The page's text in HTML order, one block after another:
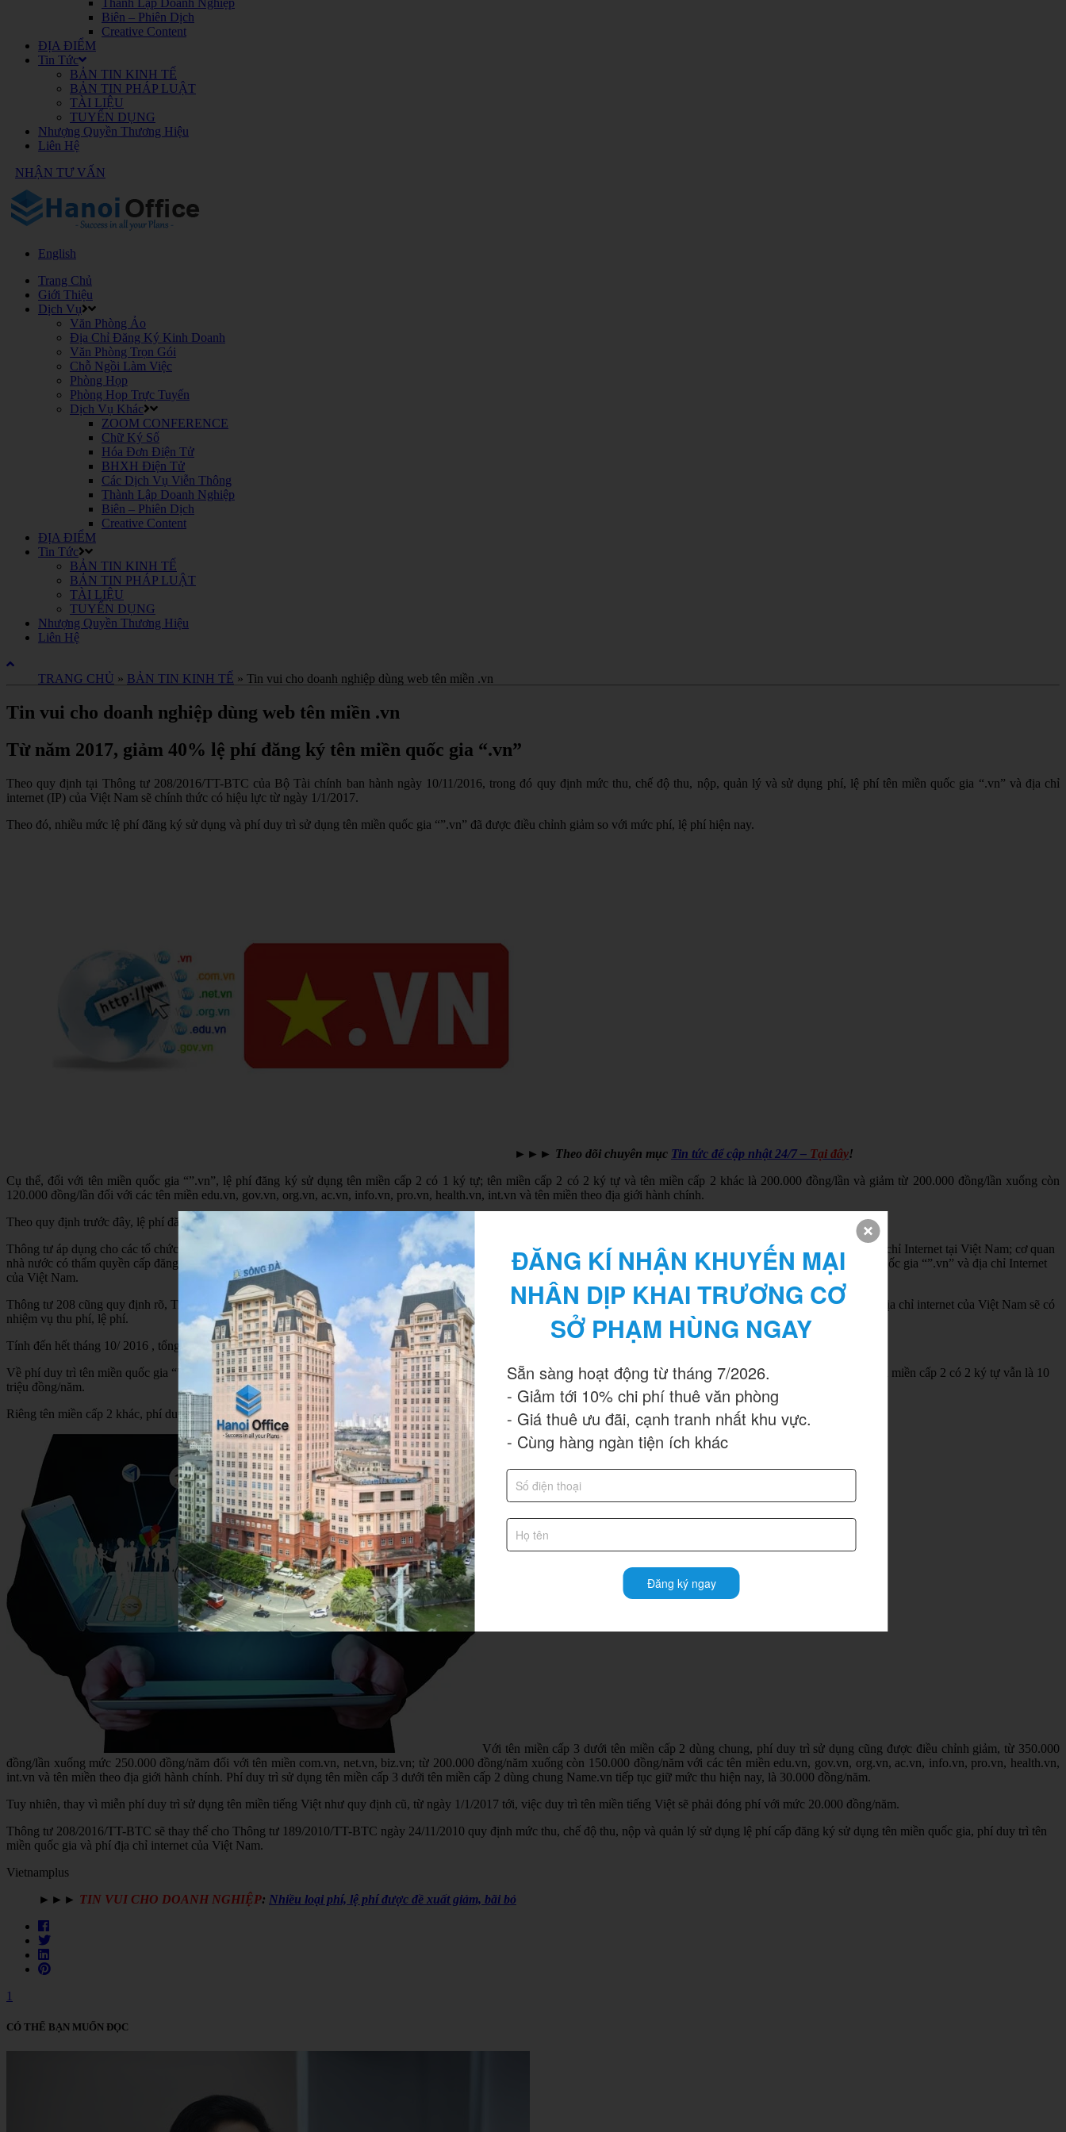
Thành Lập Doanh Nghiệp
Biên – Phiên Dịch
Creative Content
ĐỊA ĐIỂM
Tin Tức
BẢN TIN KINH TẾ
BẢN TIN PHÁP LUẬT
TÀI LIỆU
TUYỂN DỤNG
Nhượng Quyền Thương Hiệu
Liên Hệ
NHẬN TƯ VẤN
English
Trang Chủ
Giới Thiệu
Dịch Vụ
Văn Phòng Ảo
Địa Chỉ Đăng Ký Kinh Doanh
Văn Phòng Trọn Gói
Chỗ Ngồi Làm Việc
Phòng Họp
Phòng Họp Trực Tuyến
Dịch Vụ Khác
ZOOM CONFERENCE
Chữ Ký Số
Hóa Đơn Điện Tử
BHXH Điện Tử
Các Dịch Vụ Viễn Thông
Thành Lập Doanh Nghiệp
Biên – Phiên Dịch
Creative Content
ĐỊA ĐIỂM
Tin Tức
BẢN TIN KINH TẾ
BẢN TIN PHÁP LUẬT
TÀI LIỆU
TUYỂN DỤNG
Nhượng Quyền Thương Hiệu
Liên Hệ
TRANG CHỦ » BẢN TIN KINH TẾ » Tin vui cho doanh nghiệp dùng web tên miền .vn
Tin vui cho doanh nghiệp dùng web tên miền .vn
Từ năm 2017, giảm 40% lệ phí đăng ký tên miền quốc gia “.vn”
Theo quy định tại Thông tư 208/2016/TT-BTC của Bộ Tài chính ban hành ngày 10/11/2016, trong đó quy định mức thu, chế độ thu, nộp, quản lý và sử dụng phí, lệ phí tên miền quốc gia “.vn” và địa chỉ
internet (IP) của Việt Nam sẽ chính thức có hiệu lực từ ngày 1/1/2017.
Theo đó, nhiều mức lệ phí đăng ký sử dụng và phí duy trì sử dụng tên miền quốc gia “”.vn” đã được điều chỉnh giảm so với mức phí, lệ phí hiện nay.
►►► Theo dõi chuyên mục Tin tức để cập nhật 24/7 – Tại đây!
Cụ thể, đối với tên miền quốc gia “”.vn”, lệ phí đăng ký sử dụng tên miền cấp 2 có 1 ký tự; tên miền cấp 2 có 2 ký tự và tên miền cấp 2 khác là 200.000 đồng/lần và giảm từ 200.000 đồng/lần xuống còn
120.000 đồng/lần đối với các tên miền edu.vn, gov.vn, org.vn, ac.vn, info.vn, pro.vn, health.vn, int.vn và tên miền theo địa giới hành chính.
Theo quy định trước đây, lệ phí đăng ký các loại tên miền nêu trên là 350.000 đồng/lần, tức là mức lệ phí mới sẽ giảm khoảng 40%.
Thông tư áp dụng cho các tổ chức, cá nhân trong nước và nước ngoài được cấp đăng ký, sử dụng tên miền quốc gia “”.vn”; tổ chức trong nước được cấp đăng ký, sử dụng địa chỉ Internet tại Việt Nam; cơ quan
nhà nước có thẩm quyền cấp đăng ký sử dụng tên miền quốc gia “”.vn” và địa chỉ Internet của Việt Nam; tổ chức, cá nhân có liên quan đến việc thu, nộp phí, lệ phí tên miền quốc gia “”.vn” và địa chỉ Internet
của Việt Nam.
Thông tư 208 cũng quy định rõ, Trung tâm Internet Việt Nam (VNNIC) được Bộ Thông tin và Truyền thông giao nhiệm vụ cấp đăng ký sử dụng tên miền quốc gia “”.vn” và địa chỉ internet của Việt Nam sẽ có
nhiệm vụ thu phí, lệ phí.
Tính đến hết tháng 10/ 2016 , tổng số tên miền quốc gia “”.vn” được duy trì trên hệ thống là 380.787 tên miền.
Về phí duy trì tên miền quốc gia “”.vn”, quy định mới vẫn giữ nguyên mức phí duy trì sử dụng đối với tên miền cấp 2 có 1 ký tự là 40 triệu đồng/năm và phí duy trì sử dụng tên miền cấp 2 có 2 ký tự vẫn là 10
triệu đồng/năm.
Riêng tên miền cấp 2 khác, phí duy trì sử dụng đã được giảm xuống còn 350.000 đồng/năm thay vì 480.000 đồng/năm như quy định cũ.
Với tên miền cấp 3 dưới tên miền cấp 2 dùng chung, phí duy trì sử dụng cũng được điều chỉnh giảm, từ 350.000
đồng/lần xuống mức 250.000 đồng/năm đối với tên miền com.vn, net.vn, biz.vn; từ 200.000 đồng/năm xuống còn 150.000 đồng/năm với các tên miền edu.vn, gov.vn, org.vn, ac.vn, info.vn, pro.vn, health.vn,
int.vn và tên miền theo địa giới hành chính. Phí duy trì sử dụng tên miền cấp 3 dưới tên miền cấp 2 dùng chung Name.vn tiếp tục giữ mức thu hiện nay, là 30.000 đồng/năm.
Tuy nhiên, thay vì miễn phí duy trì sử dụng tên miền tiếng Việt như quy định cũ, từ ngày 1/1/2017 tới, việc duy trì tên miền tiếng Việt sẽ phải đóng phí với mức 20.000 đồng/năm.
Thông tư 208/2016/TT-BTC sẽ thay thế cho Thông tư 189/2010/TT-BTC ngày 24/11/2010 quy định mức thu, chế độ thu, nộp và quản lý sử dụng lệ phí cấp đăng ký sử dụng tên miền quốc gia, phí duy trì tên
miền quốc gia và phí địa chỉ internet của Việt Nam.
Vietnamplus
►►► TIN VUI CHO DOANH NGHIỆP: Nhiều loại phí, lệ phí được đề xuất giảm, bãi bỏ
1
CÓ THỂ BẠN MUỐN ĐỌC
ĐĂNG KÍ NHẬN KHUYẾN MẠI
NHÂN DỊP KHAI TRƯƠNG CƠ
SỞ PHẠM HÙNG NGAY
Sẵn sàng hoạt động từ tháng 7/2026.
- Giảm tới 10% chi phí thuê văn phòng
- Giá thuê ưu đãi, cạnh tranh nhất khu vực.
- Cùng hàng ngàn tiện ích khác
Đăng ký ngay